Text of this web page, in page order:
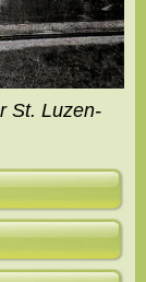
St. Luzen-